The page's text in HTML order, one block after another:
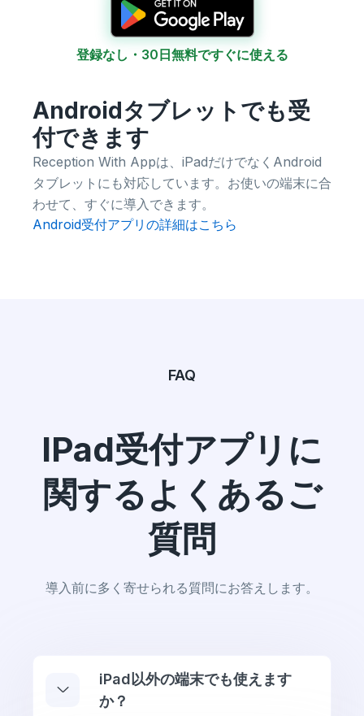
登録なし・30日無料ですぐに使える
Androidタブレットでも受
付できます
Reception With Appは、iPadだけでなくAndroid
タブレットにも対応しています。お使いの端末に合
わせて、すぐに導入できます。
Android受付アプリの詳細はこちら
FAQ
IPad受付アプリに
関するよくあるご
質問
導入前に多く寄せられる質問にお答えします。
iPad以外の端末でも使えます
か？